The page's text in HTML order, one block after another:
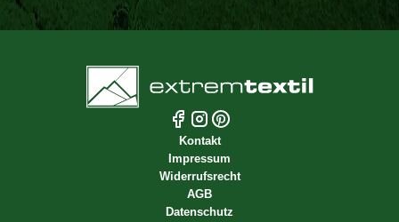
Kontakt
Impressum
Widerrufsrecht
AGB
Datenschutz